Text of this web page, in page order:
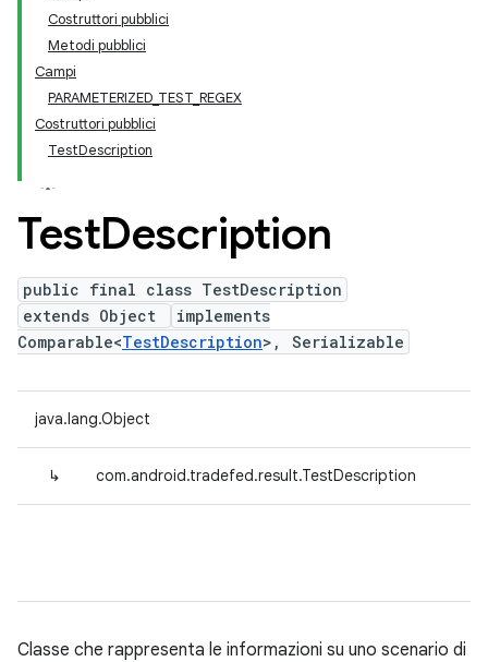
Costruttori pubblici
Metodi pubblici
Campi
PARAMETERIZED_TEST_REGEX
Costruttori pubblici
TestDescription
TestDescription
public final class TestDescription
extends Object
implements
Comparable<TestDescription>, Serializable
java.lang.Object
↳ com.android.tradefed.result.TestDescription
Classe che rappresenta le informazioni su uno scenario di